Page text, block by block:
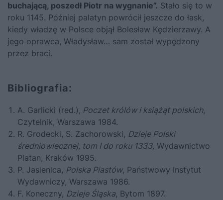
buchającą, poszedł Piotr na wygnanie”. Stało się to w
roku 1145. Później palatyn powrócił jeszcze do łask,
kiedy władzę w Polsce objął Bolesław Kędzierzawy. A
jego oprawca, Władysław… sam został wypędzony
przez braci.
Bibliografia:
A. Garlicki (red.), Poczet królów i książąt polskich,
Czytelnik, Warszawa 1984.
R. Grodecki, S. Zachorowski, Dzieje Polski
średniowiecznej, tom I do roku 1333, Wydawnictwo
Platan, Kraków 1995.
P. Jasienica, Polska Piastów, Państwowy Instytut
Wydawniczy, Warszawa 1986.
F. Koneczny, Dzieje Śląska, Bytom 1897.